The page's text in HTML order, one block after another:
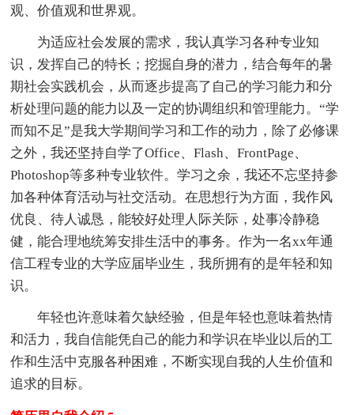
观、价值观和世界观。
为适应社会发展的需求，我认真学习各种专业知
识，发挥自己的特长；挖掘自身的潜力，结合每年的暑
期社会实践机会，从而逐步提高了自己的学习能力和分
析处理问题的能力以及一定的协调组织和管理能力。“学
而知不足”是我大学期间学习和工作的动力，除了必修课
之外，我还坚持自学了Office、Flash、FrontPage、
Photoshop等多种专业软件。学习之余，我还不忘坚持参
加各种体育活动与社交活动。在思想行为方面，我作风
优良、待人诚恳，能较好处理人际关际，处事冷静稳
健，能合理地统筹安排生活中的事务。作为一名xx年通
信工程专业的大学应届毕业生，我所拥有的是年轻和知
识。
年轻也许意味着欠缺经验，但是年轻也意味着热情
和活力，我自信能凭自己的能力和学识在毕业以后的工
作和生活中克服各种困难，不断实现自我的人生价值和
追求的目标。